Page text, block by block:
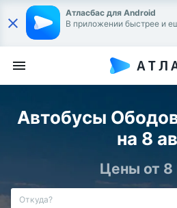
Атласбас для Android
В приложении быстрее и
Автобусы
на 8
Цены от 8
Откуда?